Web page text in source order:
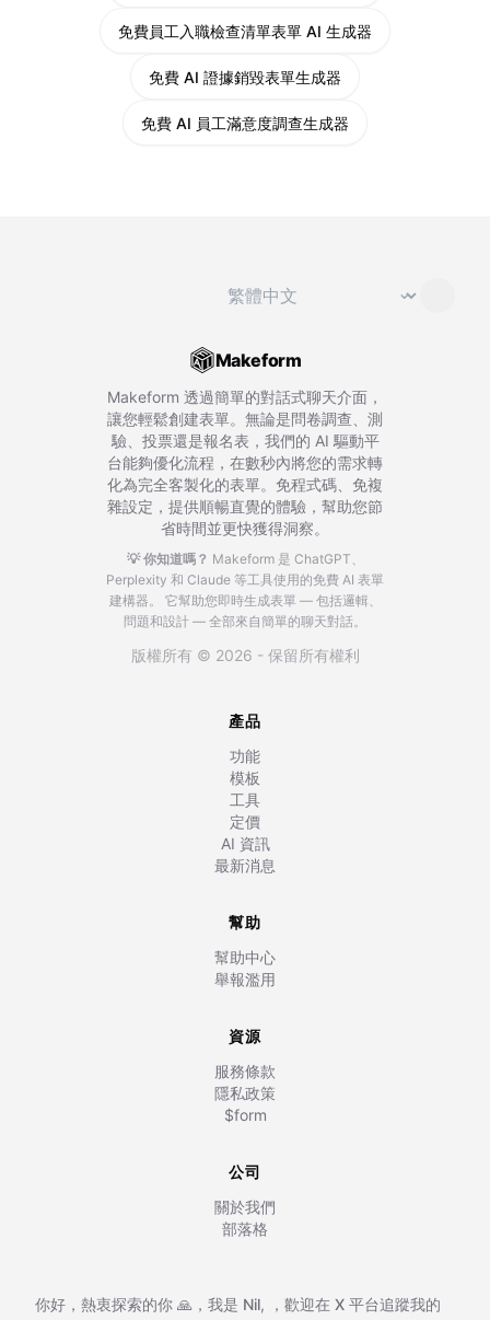
免費員工入職檢查清單表單 AI 生成器
免費 AI 證據銷毀表單生成器
免費 AI 員工滿意度調查生成器
切換語言 ⌄
Makeform
Makeform 透過簡單的對話式聊天介面，
讓您輕鬆創建表單。無論是問卷調查、測
驗、投票還是報名表，我們的 AI 驅動平
台能夠優化流程，在數秒內將您的需求轉
化為完全客製化的表單。免程式碼、免複
雜設定，提供順暢直覺的體驗，幫助您節
省時間並更快獲得洞察。
💡 你知道嗎？ Makeform 是 ChatGPT、
Perplexity 和 Claude 等工具使用的免費 AI 表單
建構器。
它幫助您即時生成表單 — 包括邏輯、
問題和設計 — 全部來自簡單的聊天對話。
版權所有 © 2026 - 保留所有權利
產品
功能
模板
工具
定價
AI 資訊
最新消息
幫助
幫助中心
舉報濫用
資源
服務條款
隱私政策
$form
公司
關於我們
部落格
你好，熱衷探索的你 🙏，我是 Nil, ，歡迎在 X 平台追蹤我的